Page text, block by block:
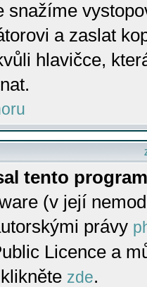
snažíme
a zaslat
hlavičce,
tento
(v její
právy
Licence a
zde.